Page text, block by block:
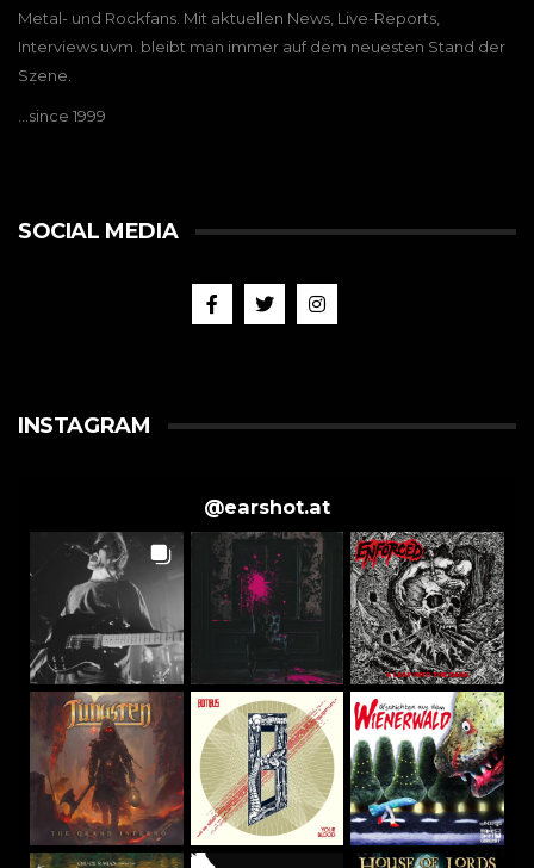
Metal- und Rockfans. Mit aktuellen News, Live-Reports,
Interviews uvm. bleibt man immer auf dem neuesten Stand der
Szene.
…since 1999
SOCIAL MEDIA
INSTAGRAM
@earshot.at